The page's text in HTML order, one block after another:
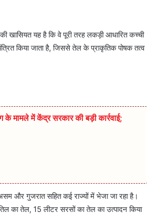
खासियत यह है कि वे पूरी तरह लकड़ी आधारित कच्ची
किया जाता है, जिससे तेल के प्राकृतिक पोषक तत्व
के मामले में केंद्र सरकार की बड़ी कार्रवाई;
और गुजरात सहित कई राज्यों में भेजा जा रहा है।
का तेल, 15 लीटर सरसों का तेल का उत्पादन किया